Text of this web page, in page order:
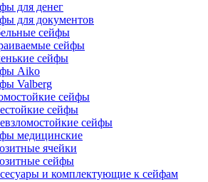
для денег
для документов
сейфы
сейфы
сейфы
Aiko
Valberg
сейфы
сейфы
сейфы
медицинские
ячейки
сейфы
и комплектующие к сейфам